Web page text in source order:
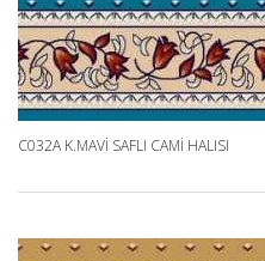
C032A K.MAVI SAFLI CAMI HALISI